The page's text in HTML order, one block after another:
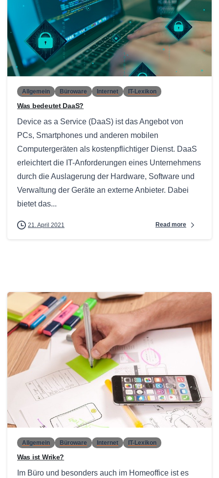
Allgemein Büroware Internet IT-Lexikon
Was bedeutet DaaS?
Device as a Service (DaaS) ist das Angebot von
PCs, Smartphones und anderen mobilen
Computergeräten als kostenpflichtiger Dienst. DaaS
erleichtert die IT-Anforderungen eines Unternehmens
durch die Auslagerung der Hardware, Software und
Verwaltung der Geräte an externe Anbieter. Dabei
bietet das...
21. April 2021 Read more
0
Allgemein Büroware Internet IT-Lexikon
Was ist Wrike?
Im Büro und besonders auch im Homeoffice ist es